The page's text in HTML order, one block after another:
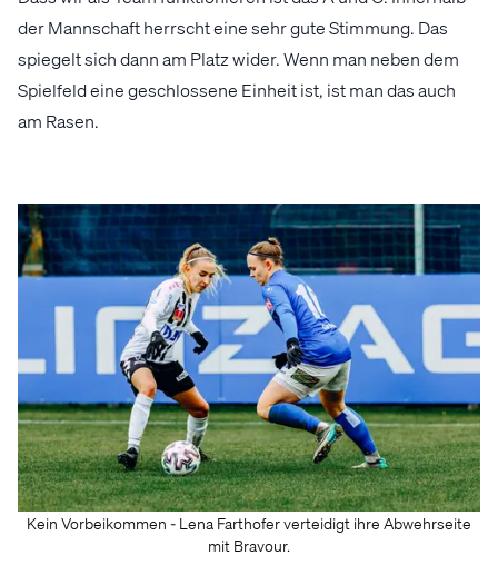
der Mannschaft herrscht eine sehr gute Stimmung. Das
spiegelt sich dann am Platz wider. Wenn man neben dem
Spielfeld eine geschlossene Einheit ist, ist man das auch
am Rasen.
Kein Vorbeikommen - Lena Farthofer verteidigt ihre Abwehrseite
mit Bravour.